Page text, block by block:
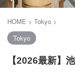
HOME > Tokyo >
Tokyo
【2026最新】